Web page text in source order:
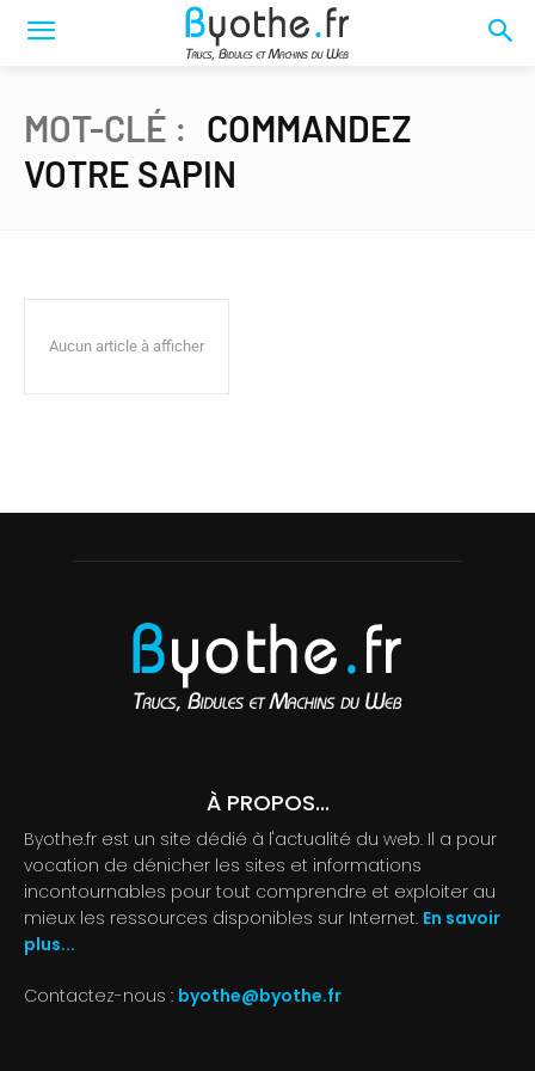
MOT-CLÉ : COMMANDEZ
VOTRE SAPIN
Aucun article à afficher
À PROPOS...
Byothe.fr est un site dédié à l'actualité du web. Il a pour
vocation de dénicher les sites et informations
incontournables pour tout comprendre et exploiter au
mieux les ressources disponibles sur Internet. En savoir
plus...
Contactez-nous : byothe@byothe.fr